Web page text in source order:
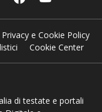
Privacy e Cookie Policy
Cookie Center
di testate e portali